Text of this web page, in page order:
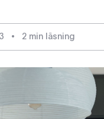
• 2 min läsning